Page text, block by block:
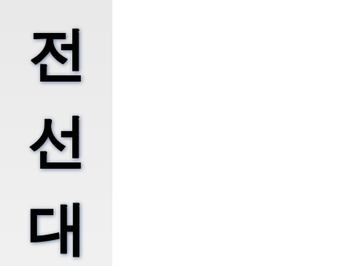
전
선
대